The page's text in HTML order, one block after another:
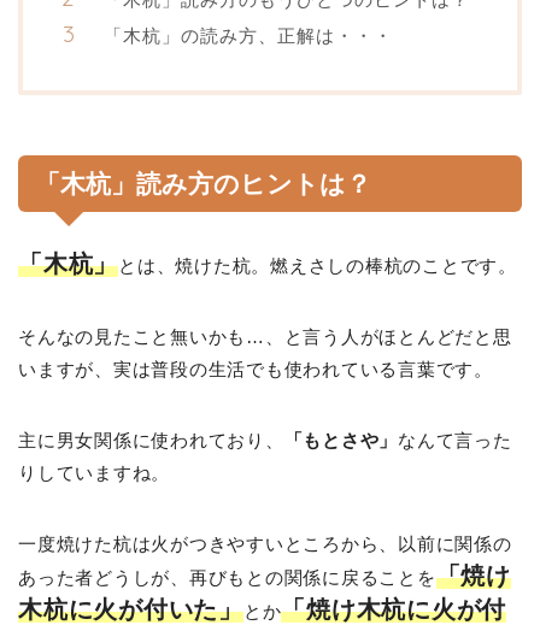
「木杭」の読み方、正解は・・・
「木杭」読み方のヒントは？
「木杭」とは、焼けた杭。燃えさしの棒杭のことです。
そんなの見たこと無いかも…、と言う人がほとんどだと思
いますが、実は普段の生活でも使われている言葉です。
主に男女関係に使われており、 「もとさや」 なんて言った
りしていますね。
一度焼けた杭は火がつきやすいところから、以前に関係の
あった者どうしが、再びもとの関係に戻ることを「焼け
木杭に火が付いた」とか「焼け木杭に火が付